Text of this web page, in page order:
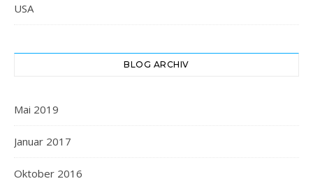
USA
BLOG ARCHIV
Mai 2019
Januar 2017
Oktober 2016